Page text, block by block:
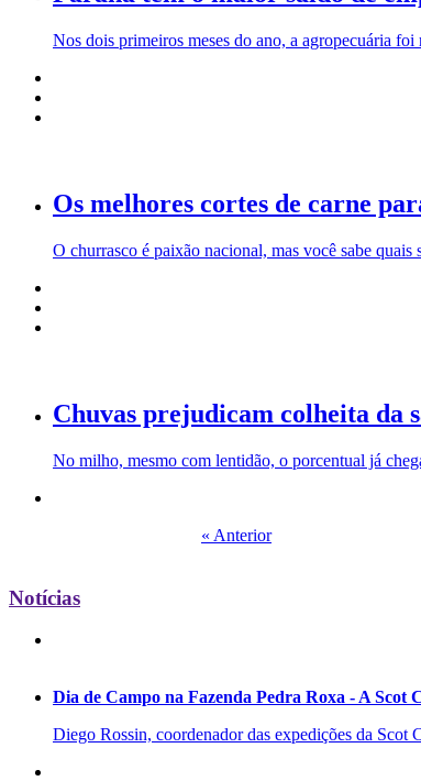
Nos dois primeiros meses do ano, a agropecuária
Os melhores cortes de carne
O churrasco é paixão nacional, mas você sabe quais
Chuvas prejudicam colheita da
No milho, mesmo com lentidão, o porcentual já
« Anterior
Notícias
Dia de Campo na Fazenda Pedra Roxa - A Scot
Diego Rossin, coordenador das expedições da